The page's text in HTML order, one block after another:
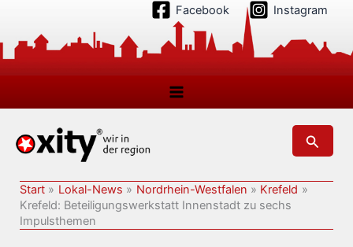
springen
Facebook Instagram
Suchen
Start Lokal-News Nordrhein-Westfalen
Krefeld
Krefeld: Beteiligungswerkstatt Innenstadt zu sechs
Impulsthemen